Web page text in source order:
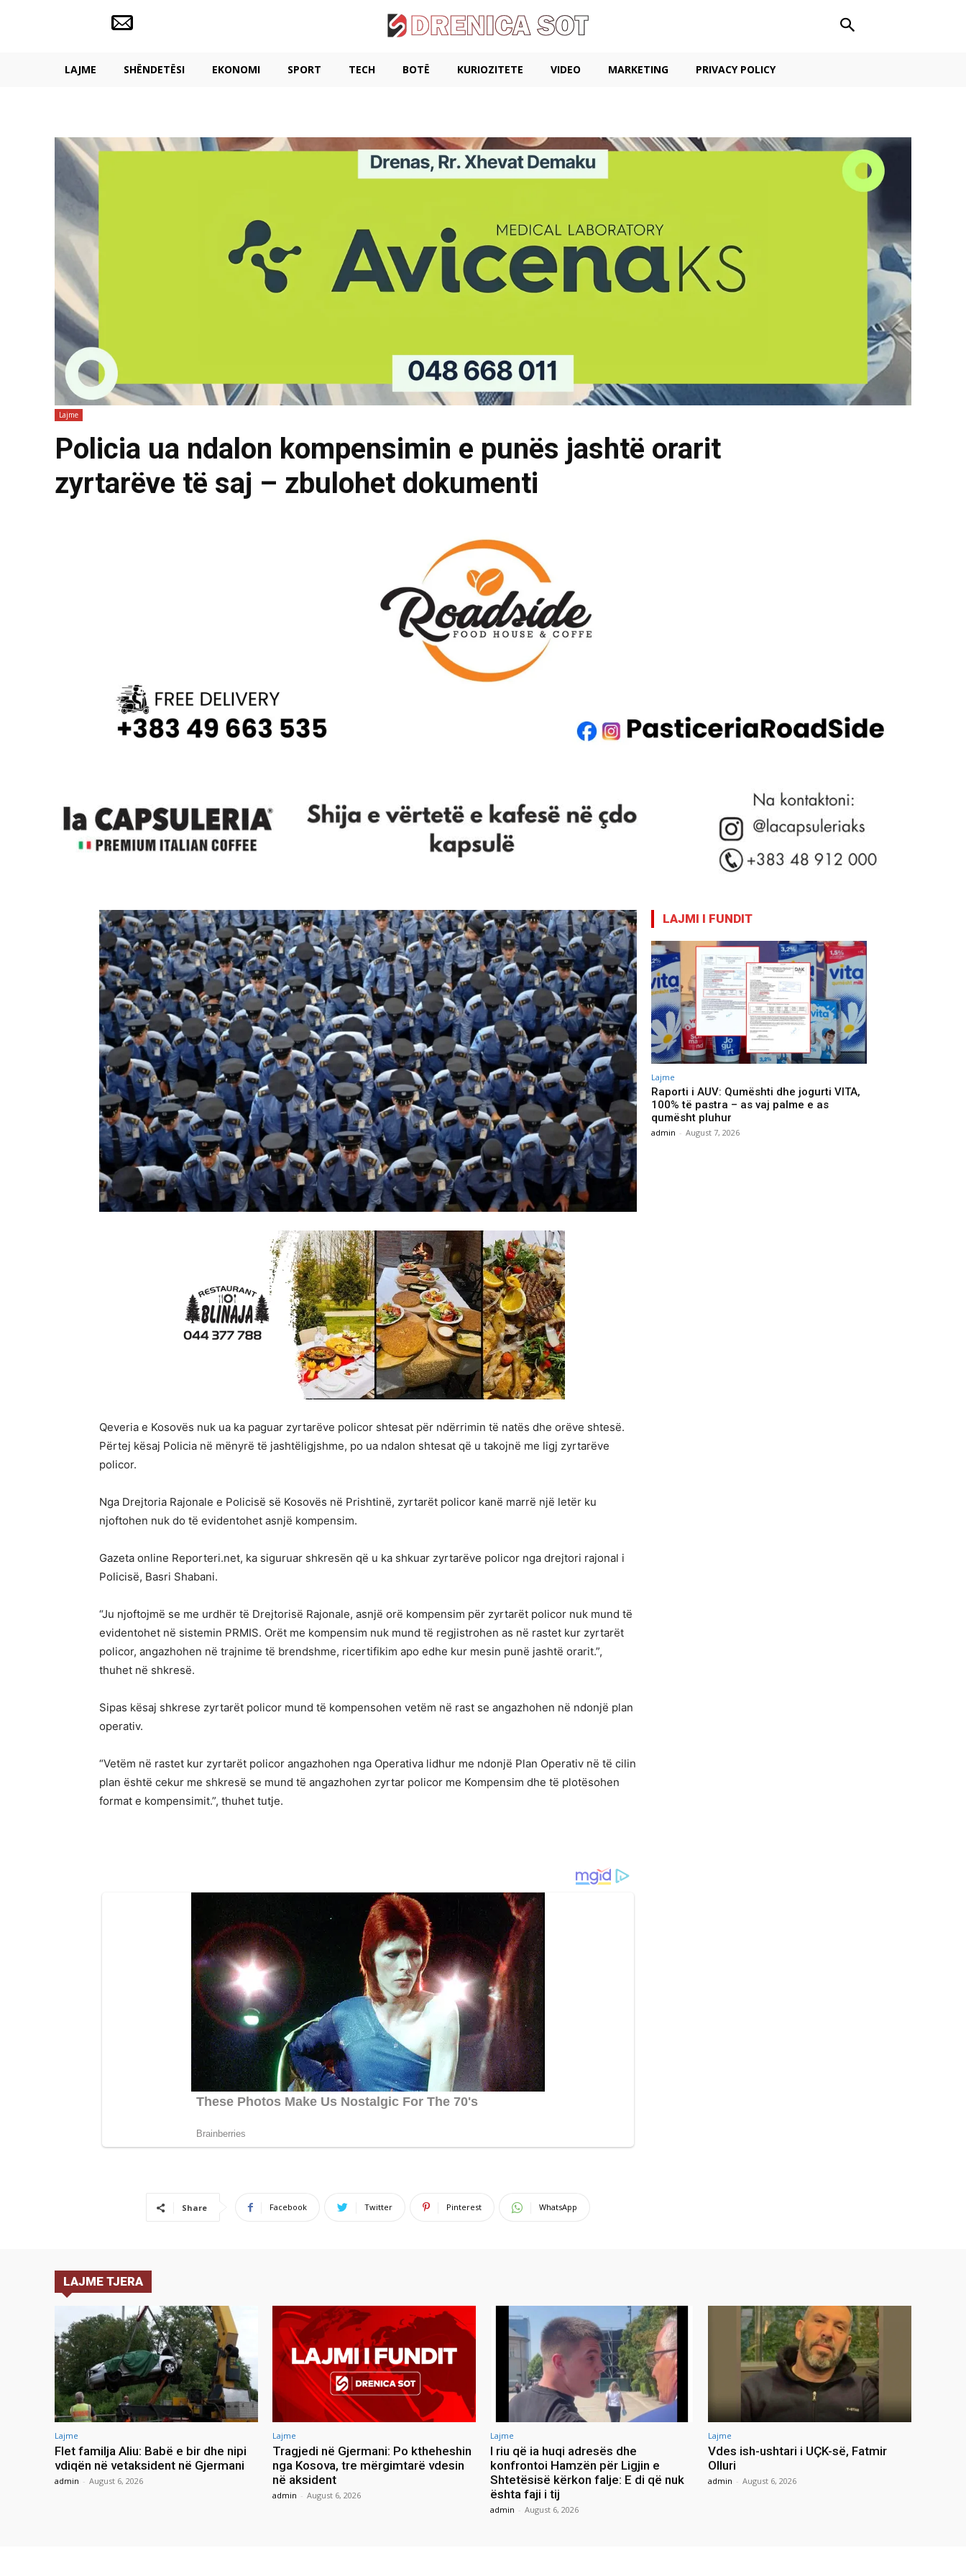
LAJME SHËNDETËSI EKONOMI SPORT TECH BOTË KURIOZITETE VIDEO MARKETING PRIVACY POLICY
Lajme
Policia ua ndalon kompensimin e punës jashtë orarit
zyrtarëve të saj – zbulohet dokumenti
Qeveria e Kosovës nuk ua ka paguar zyrtarëve policor shtesat për ndërrimin të natës dhe orëve shtesë.
Përtej kësaj Policia në mënyrë të jashtëligjshme, po ua ndalon shtesat që u takojnë me ligj zyrtarëve
policor.
Nga Drejtoria Rajonale e Policisë së Kosovës në Prishtinë, zyrtarët policor kanë marrë një letër ku
njoftohen nuk do të evidentohet asnjë kompensim.
Gazeta online Reporteri.net, ka siguruar shkresën që u ka shkuar zyrtarëve policor nga drejtori rajonal i
Policisë, Basri Shabani.
“Ju njoftojmë se me urdhër të Drejtorisë Rajonale, asnjë orë kompensim për zyrtarët policor nuk mund të
evidentohet në sistemin PRMIS. Orët me kompensim nuk mund të regjistrohen as në rastet kur zyrtarët
policor, angazhohen në trajnime të brendshme, ricertifikim apo edhe kur mesin punë jashtë orarit.”,
thuhet në shkresë.
Sipas kësaj shkrese zyrtarët policor mund të kompensohen vetëm në rast se angazhohen në ndonjë plan
operativ.
“Vetëm në rastet kur zyrtarët policor angazhohen nga Operativa lidhur me ndonjë Plan Operativ në të cilin
plan është cekur me shkresë se mund të angazhohen zyrtar policor me Kompensim dhe të plotësohen
format e kompensimit.”, thuhet tutje.
Share Facebook Twitter Pinterest WhatsApp
LAJMI I FUNDIT
Lajme
Raporti i AUV: Qumështi dhe jogurti VITA,
100% të pastra – as vaj palme e as
qumësht pluhur
admin - August 7, 2026
LAJME TJERA
Lajme
Flet familja Aliu: Babë e bir dhe nipi
vdiqën në vetaksident në Gjermani
admin - August 6, 2026
Lajme
Tragjedi në Gjermani: Po ktheheshin
nga Kosova, tre mërgimtarë vdesin
në aksident
admin - August 6, 2026
Lajme
I riu që ia huqi adresës dhe
konfrontoi Hamzën për Ligjin e
Shtetësisë kërkon falje: E di që nuk
ështa faji i tij
admin - August 6, 2026
Lajme
Vdes ish-ushtari i UÇK-së, Fatmir
Olluri
admin - August 6, 2026